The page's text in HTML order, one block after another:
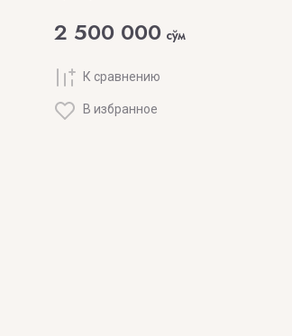
2 500 000 сўм
К сравнению
В избранное